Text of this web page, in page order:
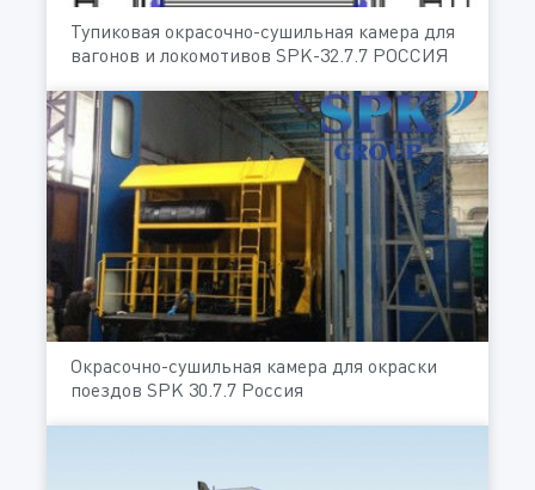
Тупиковая окрасочно-сушильная камера для
вагонов и локомотивов SPK-32.7.7 РОССИЯ
Окрасочно-сушильная камера для окраски
поездов SPK 30.7.7 Россия